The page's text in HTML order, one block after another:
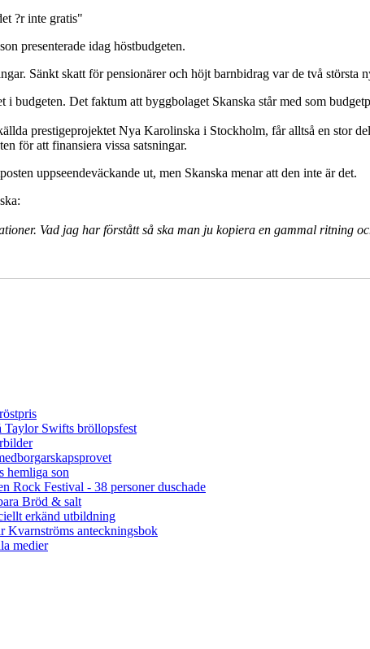
?r inte gratis"
presenterade idag höstbudgeten.
Sänkt skatt för pensionärer och höjt barnbidrag var de två största
i budgeten. Det faktum att byggbolaget Skanska står med som
prestigeprojektet Nya Karolinska i Stockholm, får alltså en stor
för att finansiera vissa satsningar.
uppseendeväckande ut, men Skanska menar att den inte är det.
Vad jag har förstått så ska man ju kopiera en gammal ritning
Swifts bröllopsfest
hemliga son
Rock Festival - 38 personer duschade
Bröd & salt
erkänd utbildning
Kvarnströms anteckningsbok
medier